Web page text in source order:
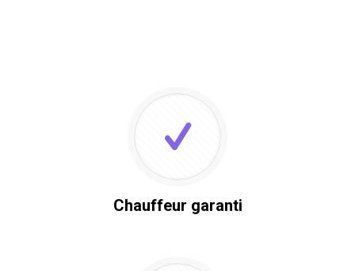
Chauffeur garanti